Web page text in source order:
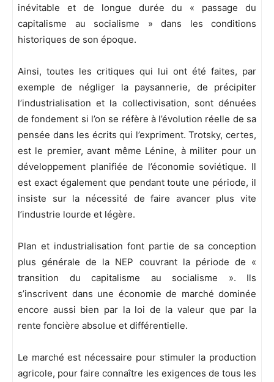
inévitable et de longue durée du « passage du
capitalisme au socialisme » dans les conditions
historiques de son époque.
Ainsi, toutes les critiques qui lui ont été faites, par
exemple de négliger la paysannerie, de précipiter
l’industrialisation et la collectivisation, sont dénuées
de fondement si l’on se réfère à l’évolution réelle de sa
pensée dans les écrits qui l’expriment. Trotsky, certes,
est le premier, avant même Lénine, à militer pour un
développement planifiée de l’économie soviétique. Il
est exact également que pendant toute une période, il
insiste sur la nécessité de faire avancer plus vite
l’industrie lourde et légère.
Plan et industrialisation font partie de sa conception
plus générale de la NEP couvrant la période de «
transition du capitalisme au socialisme ». Ils
s’inscrivent dans une économie de marché dominée
encore aussi bien par la loi de la valeur que par la
rente foncière absolue et différentielle.
Le marché est nécessaire pour stimuler la production
agricole, pour faire connaître les exigences de tous les